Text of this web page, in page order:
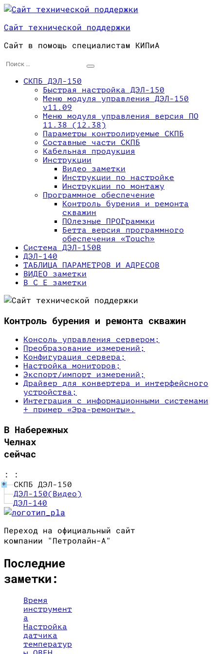
Перейти
содержимому
Сайт технической поддержки
Сайт в помощь специалистам КИПиА
Поиск
СКПБ ДЭЛ-150
Быстрая настройка ДЭЛ-150
Меню модуля управления ДЭЛ-150
v11.09
Меню модуля управления версия ПО
11.38 (12.38)
Параметры контролируемые СКПБ
Составные части СКПБ
Кабельная продукция
Инструкции
Видео заметки
Инструкции по настройке
Инструкции по монтажу
Программное обеспечение
Контроль бурения и ремонта
скважин
ПОлезные ПРOГраммки
Бетта версия программного
обеспечения «Touch»
Система ДЭЛ-150В
ДЭЛ-140
ТАБЛИЦА ПАРАМЕТРОВ И АДРЕСОВ
ВИДЕО заметки
В С Е заметки
Контроль бурения и ремонта скважин
Консоль управления сервером;
Преобразование измерений;
Конфигурация сервера;
Настройка мониторов;
Экспорт/импорт измерений;
Драйвер для конвертера и интерфейсного
устройства;
Интеграция с информационными системами
+ пример «Эра-ремонты».
В Набережных
Челнах
сейчас
: :
+
СКПБ ДЭЛ-150
ДЭЛ-150(Видео)
ДЭЛ-140
Переход на официальный сайт
компании "Петролайн-А"
Последние
заметки:
Время
инструмент
а
Настройка
датчика
температур